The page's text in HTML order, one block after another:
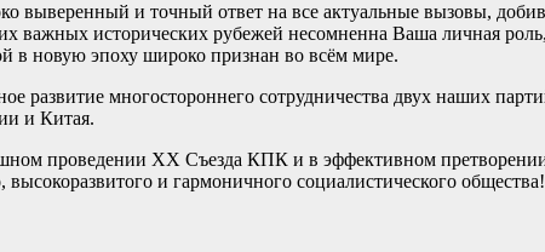
выверенный и точный ответ на все актуальные вызовы,
важных исторических рубежей несомненна Ваша личная
в новую эпоху широко признан во всём мире.
развитие многостороннего сотрудничества двух наших
и Китая.
проведении ХХ Съезда КПК и в эффективном
и гармоничного социалистического общества!